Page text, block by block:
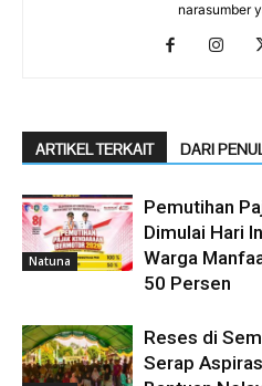
narasumber
ARTIKEL TERKAIT DARI
Natuna
Pemutihan
Dimulai Hari
Warga
50 Persen
Reses di
Serap